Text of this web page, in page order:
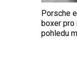
Porsche
boxer pro
pohledu